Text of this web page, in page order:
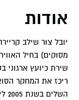
אודות
יובל צור שילב
מסוקים) בחיל
ריכז את המחקר